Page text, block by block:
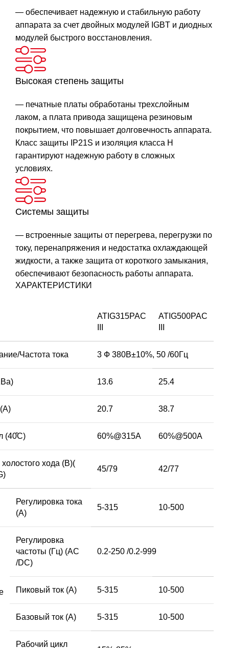
— обеспечивает надежную и стабильную работу
аппарата за счет двойных модулей IGBT и диодных
модулей быстрого восстановления.
Высокая степень защиты
— печатные платы обработаны трехслойным
лаком, а плата привода защищена резиновым
покрытием, что повышает долговечность аппарата.
Класс защиты IP21S и изоляция класса H
гарантируют надежную работу в сложных
условиях.
Системы защиты
— встроенные защиты от перегрева, перегрузки по
току, перенапряжения и недостатка охлаждающей
жидкости, а также защита от короткого замыкания,
обеспечивают безопасность работы аппарата.
ХАРАКТЕРИСТИКИ
ATIG315PAC
ATIG500PAC
Частота тока 3 Ф 380В±10%, 50 /60Гц
13.6 25.4
20.7 38.7
(40̊C) 60%@315A 60%@500A
хода (В)(
45/79 42/77
Регулировка тока
(A)
5-315 10-500
Регулировка
частоты (Гц) (AC
/DC)
0.2-250 /0.2-999
Пиковый ток (A) 5-315 10-500
Базовый ток (A) 5-315 10-500
Рабочий цикл